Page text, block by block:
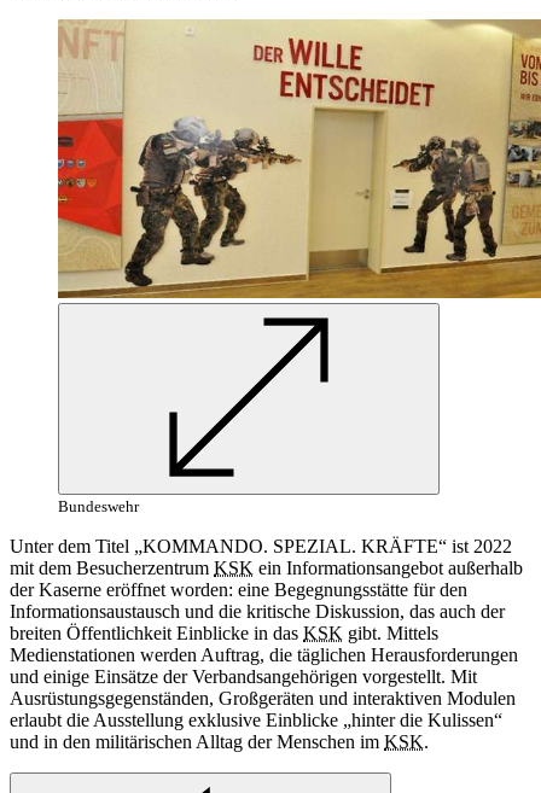
Bundeswehr
Unter dem Titel „KOMMANDO. SPEZIAL. KRÄFTE“ ist 2022
mit dem Besucherzentrum KSK ein Informationsangebot außerhalb
der Kaserne eröffnet worden: eine Begegnungsstätte für den
Informationsaustausch und die kritische Diskussion, das auch der
breiten Öffentlichkeit Einblicke in das KSK gibt. Mittels
Medienstationen werden Auftrag, die täglichen Herausforderungen
und einige Einsätze der Verbandsangehörigen vorgestellt. Mit
Ausrüstungsgegenständen, Großgeräten und interaktiven Modulen
erlaubt die Ausstellung exklusive Einblicke „hinter die Kulissen“
und in den militärischen Alltag der Menschen im KSK.